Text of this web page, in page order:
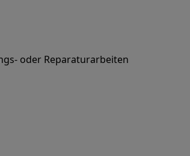
oder Reparaturarbeiten